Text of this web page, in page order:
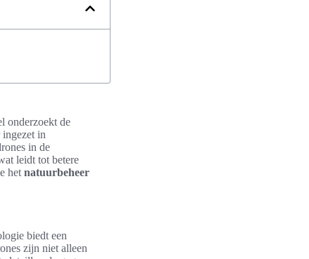
onderzoekt de
in
in de
leidt tot betere
het natuurbeheer
biedt een
zijn niet alleen